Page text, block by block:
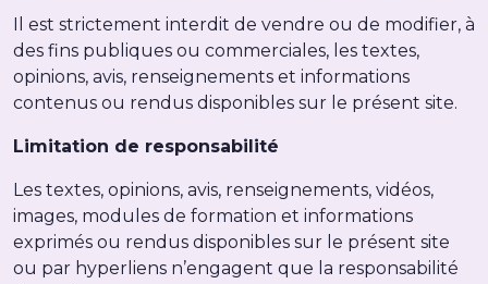
Il est strictement interdit de vendre ou de modifier, à
des fins publiques ou commerciales, les textes,
opinions, avis, renseignements et informations
contenus ou rendus disponibles sur le présent site.
Limitation de responsabilité
Les textes, opinions, avis, renseignements, vidéos,
images, modules de formation et informations
exprimés ou rendus disponibles sur le présent site
ou par hyperliens n’engagent que la responsabilité